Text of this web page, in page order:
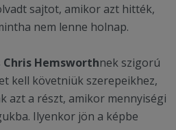
sajtot, amikor azt hitték,
nem lenne holnap.
Chris Hemsworthnek szigorú
kell követniük szerepeikhez,
azt a részt, amikor mennyiségi
Ilyenkor jön a képbe